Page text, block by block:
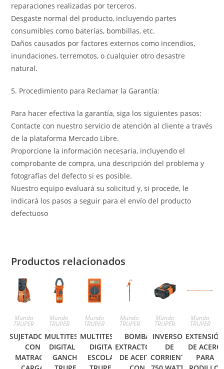
reparaciones realizadas por terceros.
Desgaste normal del producto, incluyendo partes
consumibles como baterías, bombillas, etc.
Daños causados por factores externos como incendios,
inundaciones, terremotos, o cualquier otro desastre
natural.
5. Procedimiento para Reclamar la Garantía:
Para hacer efectiva la garantía, siga los siguientes pasos:
Contacte con nuestro servicio de atención al cliente a través
de la plataforma Mercado Libre.
Proporcione la información necesaria, incluyendo el
comprobante de compra, una descripción del problema y
fotografías del defecto si es posible.
Nuestro equipo evaluará su solicitud y, si procede, le
indicará los pasos a seguir para el envío del producto
defectuoso
Productos relacionados
Mundo
TRUPER
SUJETADORES
CON
MATRACA,
Mundo
TRUPER
MULTITESTER
DIGITAL DE
GANCHO
Mundo
TRUPER
MULTITESTER
DIGITAL
ESCOLAR
Mundo
TRUPER
BOMBA
EXTRACTORA
DE ACEITE,
Mundo
TRUPER
INVERSOR
DE
CORRIENTE
Mundo
TRUPER
DE ACERO
PARA